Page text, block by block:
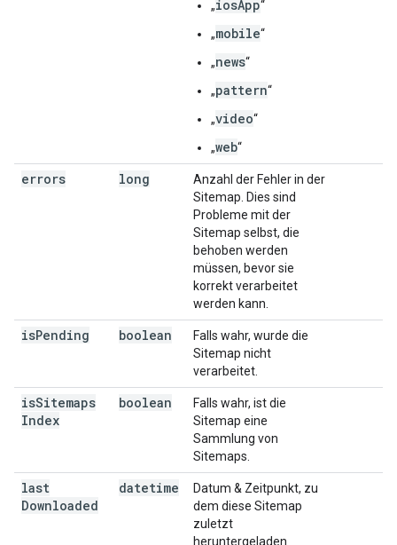
„iosApp“
„mobile“
„news“
„pattern“
„video“
„web“
errors long
Anzahl der Fehler in der
Sitemap. Dies sind
Probleme mit der
Sitemap selbst, die
behoben werden
müssen, bevor sie
korrekt verarbeitet
werden kann.
isPending boolean
Falls wahr, wurde die
Sitemap nicht
verarbeitet.
isSitemaps
Index
boolean
Falls wahr, ist die
Sitemap eine
Sammlung von
Sitemaps.
last
Downloaded
datetime
Datum & Zeitpunkt, zu
dem diese Sitemap
zuletzt
heruntergeladen